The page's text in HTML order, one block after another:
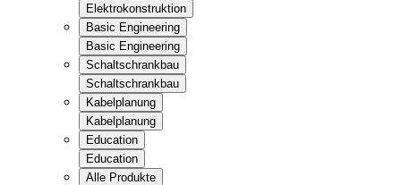
Elektrokonstruktion
Basic Engineering
Basic Engineering
Schaltschrankbau
Schaltschrankbau
Kabelplanung
Kabelplanung
Education
Education
Alle Produkte